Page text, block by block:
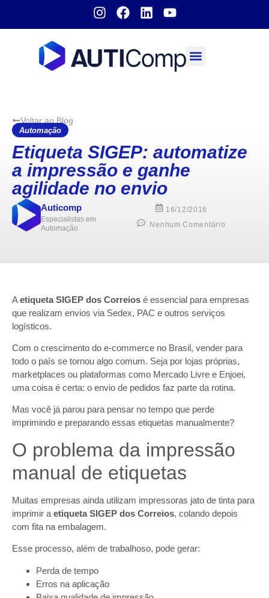
Voltar ao Blog
Automação
Etiqueta SIGEP: automatize
a impressão e ganhe
agilidade no envio
Auticomp
Especialistas em
Automação
16/12/2016
Nenhum Comentário
Aetiqueta SIGEP dos Correios é essencial para empresas
que realizam envios via Sedex, PAC e outros serviços
logísticos.
Com o crescimento do e-commerce no Brasil, vender para
todo o país se tornou algo comum. Seja por lojas próprias,
marketplaces ou plataformas como Mercado Livre e Enjoei,
uma coisa é certa: o envio de pedidos faz parte da rotina.
Mas você já parou para pensar no tempo que perde
imprimindo e preparando essas etiquetas manualmente?
O problema da impressão
manual de etiquetas
Muitas empresas ainda utilizam impressoras jato de tinta para
imprimir a etiqueta SIGEP dos Correios, colando depois
com fita na embalagem.
Esse processo, além de trabalhoso, pode gerar:
Perda de tempo
Erros na aplicação